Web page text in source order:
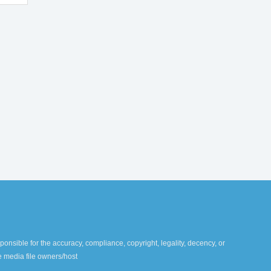
for the accuracy, compliance, copyright, legality, decency, or
media file owners/host